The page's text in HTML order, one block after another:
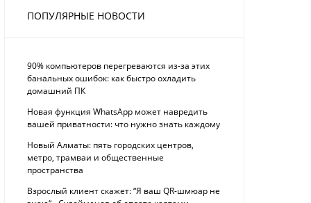
ПОПУЛЯРНЫЕ НОВОСТИ
90% компьютеров перегреваются из-за этих
банальных ошибок: как быстро охладить
домашний ПК
Новая функция WhatsApp может навредить
вашей приватности: что нужно знать каждому
Новый Алматы: пять городских центров,
метро, трамваи и общественные
пространства
Взрослый клиент скажет: “Я ваш QR-шмюар не